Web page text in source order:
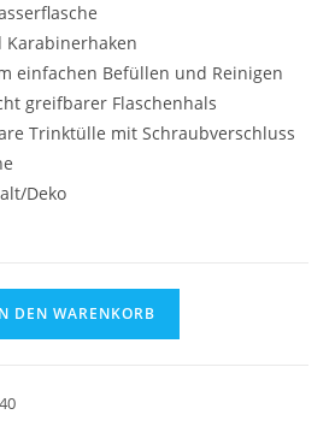
einfachen Befüllen und Reinigen
greifbarer Flaschenhals
Trinktülle mit Schraubverschluss
Deko
DEN WARENKORB